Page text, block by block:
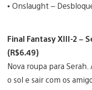
• Onslaught –
Final Fantasy XIII-2 –
(R$6.49)
Nova roupa para
o sol e sair com os